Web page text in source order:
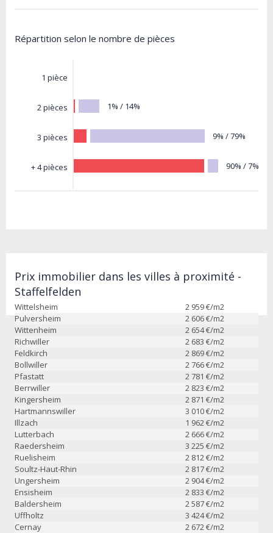
Répartition selon le nombre de pièces
1 pièce
2 pièces
3 pièces
+ 4 pièces
1% / 14%
9% / 79%
90% / 7%
Prix immobilier dans les villes à proximité -
Staffelfelden
Wittelsheim 2 959€/m2
Pulversheim
2 606€/m2
Wittenheim
2 654€/m2
Richwiller
2 683 €/m2
Feldkirch
2 869€/m2
Bollwiller
2 766€/m2
Pfastatt
2 781 €/m2
Berrwiller
2 823 €/m2
Kingersheim
2 871 €/m2
Hartmannswiller
3 010€/m2
Illzach
1 962 €/m2
Lutterbach
2 666€/m2
Raedersheim
3 225 €/m2
Ruelisheim
2 812 €/m2
Soultz-Haut-Rhin
2 817€/m2
Ungersheim
2 904€/m2
Ensisheim
2 833 €/m2
Baldersheim
2 587€/m2
Uffholtz
3 424€/m2
Cernay
2 672 €/m2